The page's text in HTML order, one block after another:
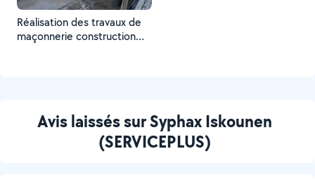
Réalisation des travaux de
maçonnerie construction
Avis laissés sur Syphax Iskounen
(SERVICEPLUS)